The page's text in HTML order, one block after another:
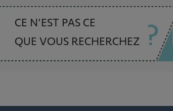
CE N'EST PAS CE
QUE VOUS RECHERCHEZ